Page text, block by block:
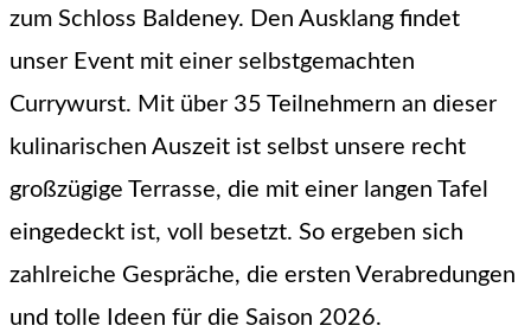
zum Schloss Baldeney. Den Ausklang findet
unser Event mit einer selbstgemachten
Currywurst. Mit über 35 Teilnehmern an dieser
kulinarischen Auszeit ist selbst unsere recht
großzügige Terrasse, die mit einer langen Tafel
eingedeckt ist, voll besetzt. So ergeben sich
zahlreiche Gespräche, die ersten Verabredungen
und tolle Ideen für die Saison 2026.